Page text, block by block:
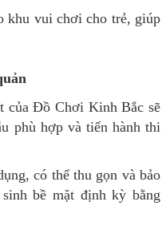
khu vui chơi cho trẻ, giúp
của Đồ Chơi Kinh Bắc sẽ
phù hợp và tiến hành thi
có thể thu gọn và bảo
bề mặt định kỳ bằng